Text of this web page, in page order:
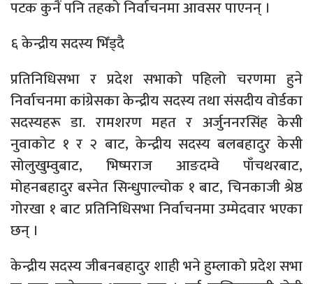
पटक कुनैं पनि तहको निर्वाचनमा आवसर पाएनन् ।
६ केन्द्रीय सदस्य भिँड्दै
प्रतिनिधिसभा र प्रदेश सभाको पहिलो चरणमा हुने
निर्वाचनमा कांग्रेसका केन्द्रीय सदस्य तथा संसदीय वोर्डका
सदस्यहरू डा. रामशरण महत र अर्जुननरसिंह केसी
नुवाकोट १ र २ बाट, केन्द्रीय सदस्य बलबहादुर केसी
सोलुखुम्वुबाट, भिष्मराज आङदम्वे पाँचथरबाट,
मोहनबहादुर बस्नेत सिन्धुपाल्चोक १ बाट, चिनकाजी श्रेष्ठ
गोरखा १ बाट प्रतिनिधिसभा निर्वाचनमा उम्मेदवार भएका
छन् ।
केन्द्रीय सदस्य जीबनबहादुर शाही भने हुम्लाको प्रदेश सभा